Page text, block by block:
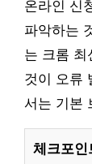
온라인 신
파악하는
는 크롬 최
것이 오류
서는 기본
체크포인